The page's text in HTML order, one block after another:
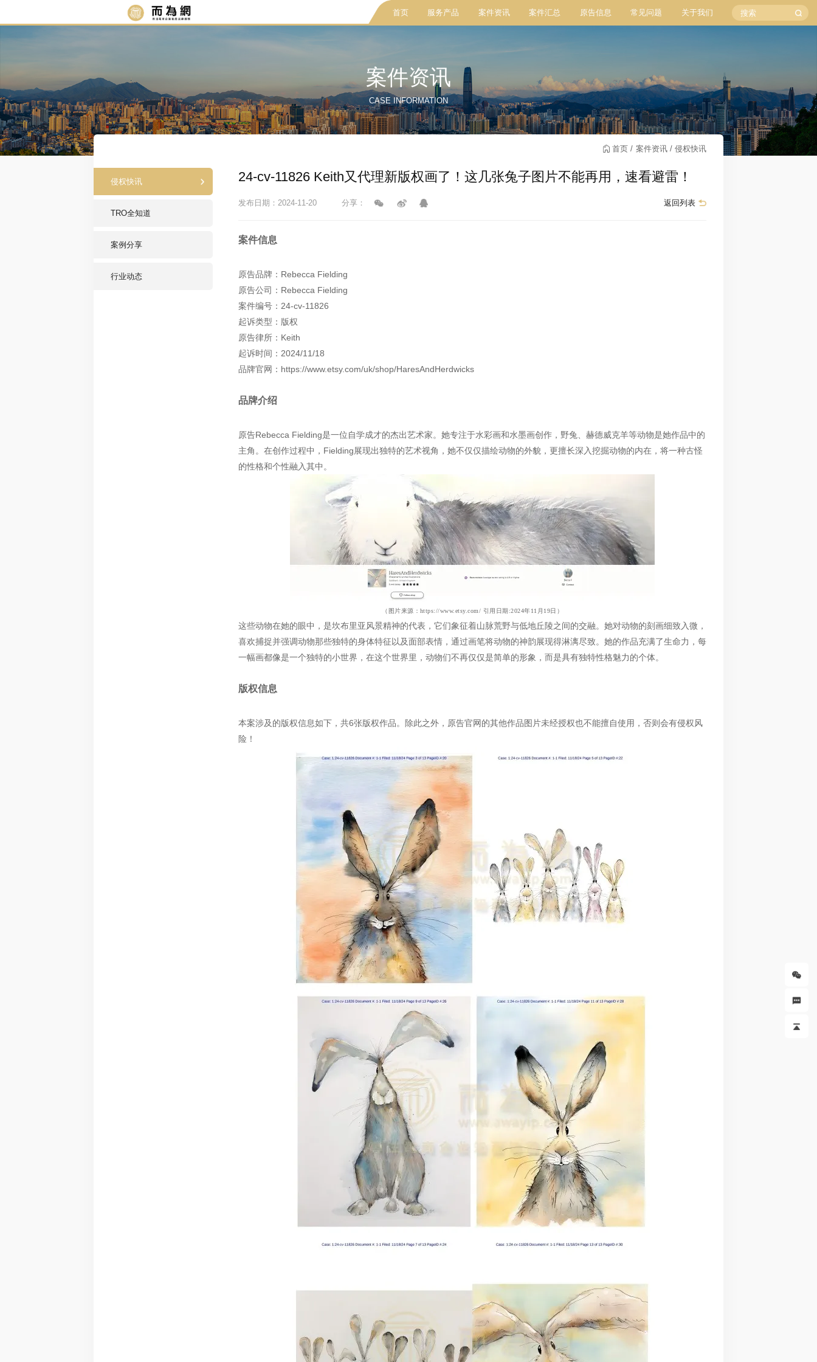
首页 服务产品 案件资讯 案件汇总 原告信息 常见问题 关于我们
案件资讯
CASE INFORMATION
首页 案件资讯 侵权快讯
侵权快讯
TRO全知道
案例分享
行业动态
24-cv-11826 Keith又代理新版权画了！这几张兔子图片不能再用，速看避雷！
发布日期：2024-11-20 分享： 返回列表
案件信息
原告品牌：Rebecca Fielding
原告公司：Rebecca Fielding
案件编号：24-cv-11826
起诉类型：版权
原告律所：Keith
起诉时间：2024/11/18
品牌官网：https://www.etsy.com/uk/shop/HaresAndHerdwicks
品牌介绍
原告Rebecca Fielding是一位自学成才的杰出艺术家。她专注于水彩画和水墨画创作，野兔、赫德威克羊等动物是她作品中的
主角。在创作过程中，Fielding展现出独特的艺术视角，她不仅仅描绘动物的外貌，更擅长深入挖掘动物的内在，将一种古怪
的性格和个性融入其中。
（图片来源 ： https://www.etsy.com/ 引用日期:2024年11月19日）
这些动物在她的眼中，是坎布里亚风景精神的代表，它们象征着山脉荒野与低地丘陵之间的交融。她对动物的刻画细致入微，
喜欢捕捉并强调动物那些独特的身体特征以及面部表情，通过画笔将动物的神韵展现得淋漓尽致。她的作品充满了生命力，每
一幅画都像是一个独特的小世界，在这个世界里，动物们不再仅仅是简单的形象，而是具有独特性格魅力的个体。
版权信息
本案涉及的版权信息如下，共6张版权作品。除此之外，原告官网的其他作品图片未经授权也不能擅自使用，否则会有侵权风
险！